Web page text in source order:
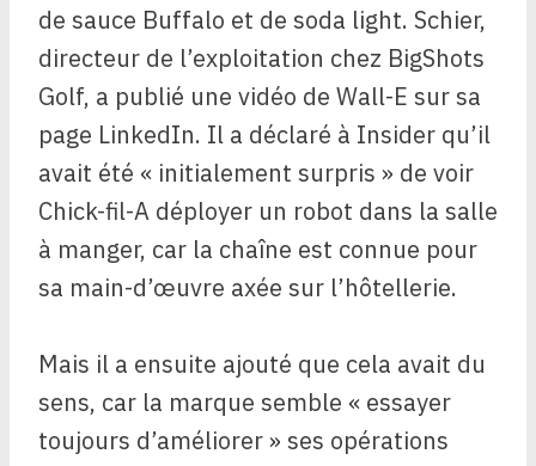
de sauce Buffalo et de soda light. Schier,
directeur de l’exploitation chez BigShots
Golf, a publié une vidéo de Wall-E sur sa
page LinkedIn. Il a déclaré à Insider qu’il
avait été « initialement surpris » de voir
Chick-fil-A déployer un robot dans la salle
à manger, car la chaîne est connue pour
sa main-d’œuvre axée sur l’hôtellerie.
Mais il a ensuite ajouté que cela avait du
sens, car la marque semble « essayer
toujours d’améliorer » ses opérations